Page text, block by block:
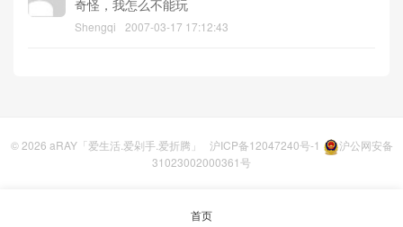
奇怪，我怎么不能玩
Shengqi 2007-03-17 17:12:43
© 2026 aRAY「爱生活.爱剁手.爱折腾」 沪ICP备12047240号-1
沪公网安备
31023002000361号
首页